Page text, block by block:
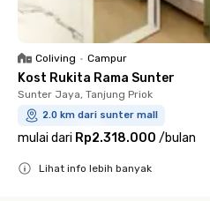
Coliving • Campur
Kost Rukita Rama Sunter
Sunter Jaya, Tanjung Priok
2.0 km dari sunter mall
mulai dari Rp2.318.000 /bulan
Lihat info lebih banyak